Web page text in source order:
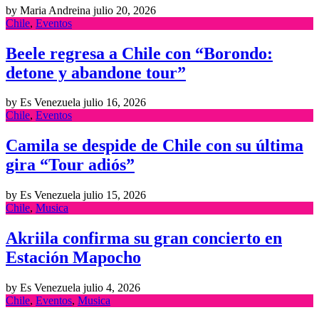
by Maria Andreina julio 20, 2026
Chile, Eventos
Beele regresa a Chile con “Borondo:
detone y abandone tour”
by Es Venezuela julio 16, 2026
Chile, Eventos
Camila se despide de Chile con su última
gira “Tour adiós”
by Es Venezuela julio 15, 2026
Chile, Musica
Akriila confirma su gran concierto en
Estación Mapocho
by Es Venezuela julio 4, 2026
Chile, Eventos, Musica